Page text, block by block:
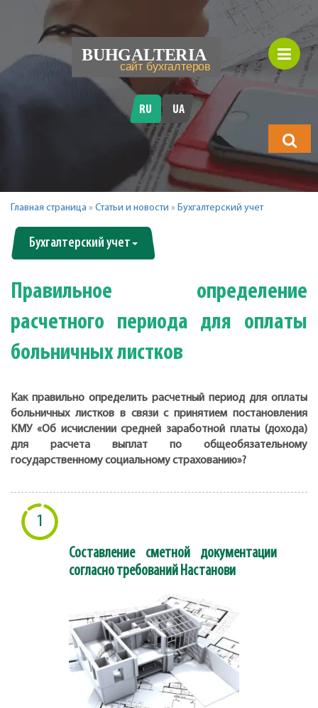
будете
искать?
RU UA
Главная страница » Статьи и новости » Бухгалтерский учет
Бухгалтерский учет
Правильное определение
расчетного периода для оплаты
больничных листков
Как правильно определить расчетный период для оплаты
больничных листков в связи с принятием постановления
КМУ «Об исчислении средней заработной платы (дохода)
для расчета выплат по общеобязательному
государственному социальному страхованию»?
1
Составление сметной документации
согласно требований Настанови